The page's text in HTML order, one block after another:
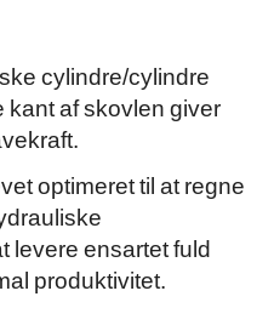
cylindre/cylindre
kant af skovlen giver
optimeret til at regne
levere ensartet fuld
produktivitet.